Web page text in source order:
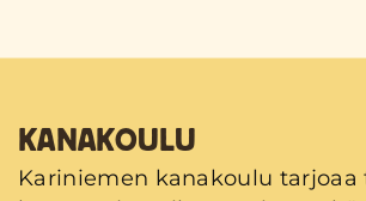
KANAKOULU
Kariniemen kanakoulu tarjoaa